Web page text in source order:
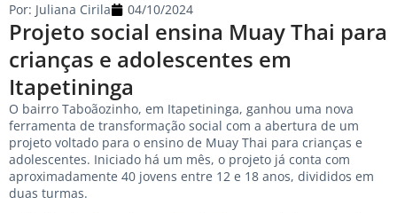
Projeto social ensina Muay Thai para
crianças e adolescentes em
Itapetininga
Por: Juliana Cirila 04/10/2024
O bairro Taboãozinho, em Itapetininga, ganhou uma nova
ferramenta de transformação social com a abertura de um
projeto voltado para o ensino de Muay Thai para crianças e
adolescentes. Iniciado há um mês, o projeto já conta com
aproximadamente 40 jovens entre 12 e 18 anos, divididos em
duas turmas.